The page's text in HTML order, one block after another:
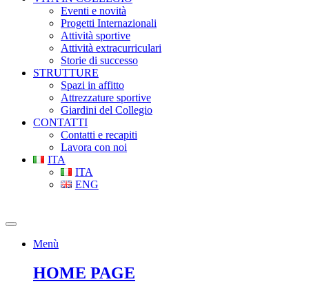
Eventi e novità
Progetti Internazionali
Attività sportive
Attività extracurriculari
Storie di successo
STRUTTURE
Spazi in affitto
Attrezzature sportive
Giardini del Collegio
CONTATTI
Contatti e recapiti
Lavora con noi
ITA
ITA
ENG
Menù
HOME PAGE